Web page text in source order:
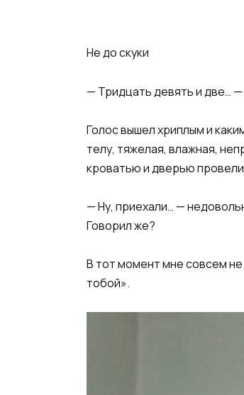
Не до скуки
— Тридцать девять и две…
Голос вышел хриплым и
телу, тяжелая, влажная,
кроватью и дверью
— Ну, приехали… —
Говорил же?
В тот момент мне совсем
тобой».